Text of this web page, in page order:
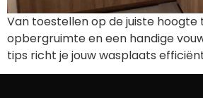
Van toestellen op de juiste hoogte
opbergruimte en een handige
tips richt je jouw wasplaats